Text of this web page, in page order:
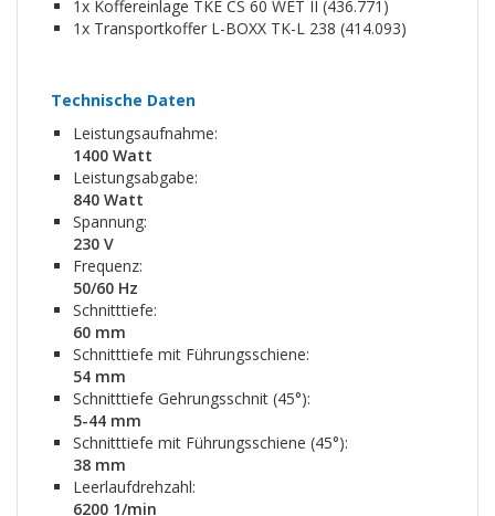
1x Koffereinlage TKE CS 60 WET II (436.771)
1x Transportkoffer L-BOXX TK-L 238 (414.093)
Technische Daten
Leistungsaufnahme:
1400 Watt
Leistungsabgabe:
840 Watt
Spannung:
230 V
Frequenz:
50/60 Hz
Schnitttiefe:
60 mm
Schnitttiefe mit Führungsschiene:
54 mm
Schnitttiefe Gehrungsschnit (45°):
5-44 mm
Schnitttiefe mit Führungsschiene (45°):
38 mm
Leerlaufdrehzahl:
6200 1/min